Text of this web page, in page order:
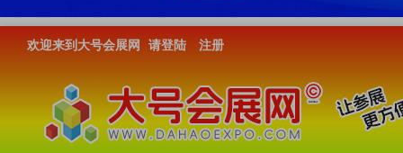
欢迎来到大号会展网 请登陆 注册